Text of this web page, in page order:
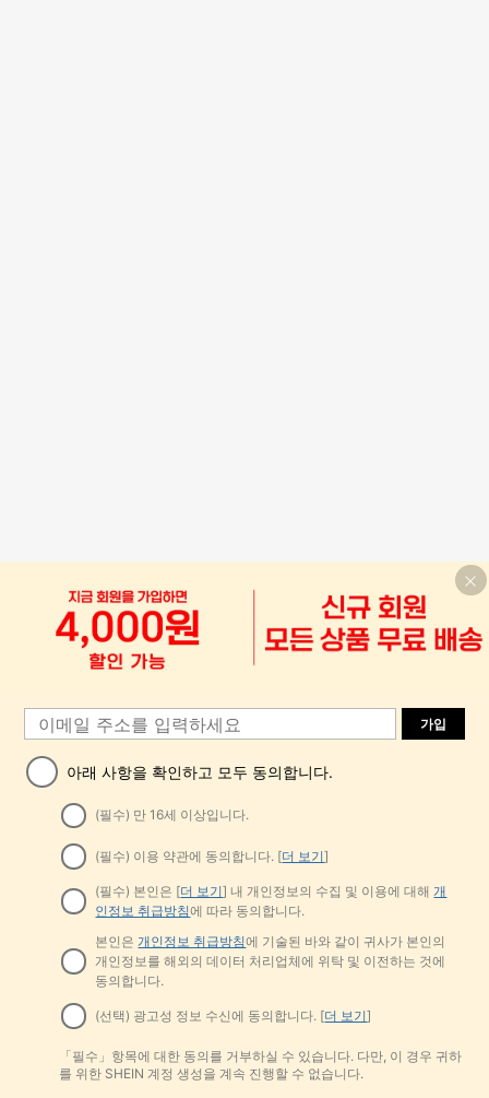
가입
아래 사항을 확인하고 모두 동의합니다.
(필수) 만 16세 이상입니다.
(필수) 이용 약관에 동의합니다. [더 보기]
(필수) 본인은 [더 보기] 내 개인정보의 수집 및 이용에 대해개
인정보 취급방침에 따라 동의합니다.
본인은 개인정보 취급방침에 기술된 바와 같이 귀사가 본인의
개인정보를 해외의 데이터 처리업체에 위탁 및 이전하는 것에
동의합니다.
(선택) 광고성 정보 수신에 동의합니다. [더 보기]
「필수」항목에 대한 동의를 거부하실 수 있습니다. 다만, 이 경우 귀하
를 위한 SHEIN 계정 생성을 계속 진행할 수 없습니다.